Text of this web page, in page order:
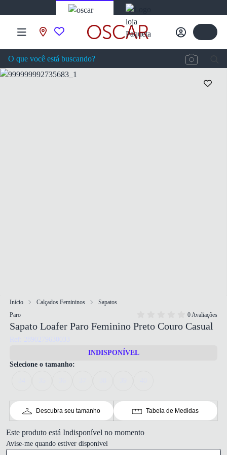
Início Calçados Femininos
Sapatos
Paro
0 Avaliações
Sapato Loafer Paro Feminino Preto Couro Casual
Ref: 2890279630033
INDISPONÍVEL
Selecione o tamanho:
Descubra seu tamanho Tabela de Medidas
Este produto está Indisponível no momento
Avise-me quando estiver disponivel